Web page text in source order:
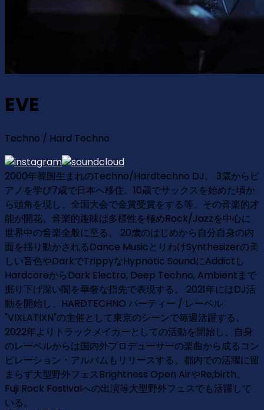
EVE
Techno / Hard Techno
2000年韓国生まれのTechno/Hardtechno DJ。 3歳からピ
アノを学び7歳で日本へ移住。10歳でサックスを始めた頃か
ら頭角を現し、全国大会で金賞受賞をする等、その音楽的才
能が開花。音楽的趣味は多様性を極めRock/Jazzを中心に
世界中の音楽全般に至る。 20歳のはじめから自分自身の内
面を揺り動かされるDance MusicとりわけSynthesizerの美
しい音色やDarkでTrippyなHypnotic SoundにAddictし
HardcoreからDark Electro, Deep Techno, Ambientまで
掘り下げ深い闇を華奢な指先で表現する。 2021年にはDJ活
動を開始し、HARDTECHNO パーティー / レーベル
"VIXLATIXN"の主催として東京のシーンで毎週活躍する。
2022年よりトラックメイカーとしての活動を開始し、自身
のレーベルからは国内外プロデューサーの楽曲から成るコン
ピレーション・アルバムもリリースする。都内での活躍に留
まらず大型野外フェスBrightness Open AirやRe;birth、
Fuji Rock Festivalへの出演等大型野外フェスでも活躍して
いる。